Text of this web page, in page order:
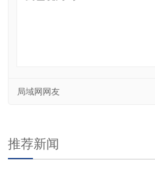
局域网网友
推荐新闻